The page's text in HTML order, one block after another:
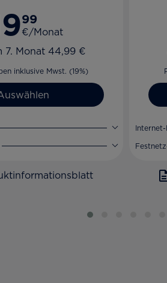
99
€/Monat
7. Monat 44,99 €
inklusive Mwst. (19%)